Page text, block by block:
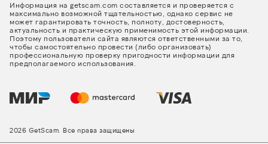
Информация на getscam.com составляется и проверяется с
максимально возможной тщательностью, однако сервис не
может гарантировать точность, полноту, достоверность,
актуальность и практическую применимость этой информации.
Поэтому пользователи сайта являются ответственными за то,
чтобы самостоятельно провести (либо организовать)
профессиональную проверку пригодности информации для
предполагаемого использования.
2026 GetScam. Все права защищены